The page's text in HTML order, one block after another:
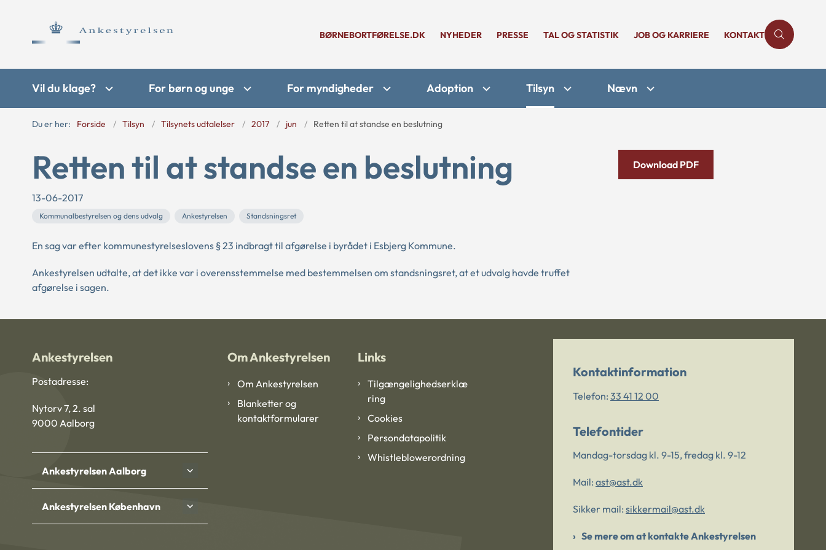
BØRNEBORTFØRELSE.DK NYHEDER PRESSE TAL OG STATISTIK JOB OG KARRIERE KONTAKT
Vil du klage? For børn og unge For myndigheder Adoption Tilsyn Nævn
Du er her: Forside Tilsyn Tilsynets udtalelser 2017 jun Retten til at standse en beslutning
Retten til at standse en beslutning
13-06-2017
Kommunalbestyrelsen og dens udvalg Ankestyrelsen Standsningsret
En sag var efter kommunestyrelseslovens § 23 indbragt til afgørelse i byrådet i Esbjerg Kommune.
Ankestyrelsen udtalte, at det ikke var i overensstemmelse med bestemmelsen om standsningsret, at et udvalg havde truffet
afgørelse i sagen.
Download PDF
Ankestyrelsen
Postadresse:
Nytorv 7, 2. sal
9000 Aalborg
Ankestyrelsen Aalborg
Ankestyrelsen København
Om Ankestyrelsen
Om Ankestyrelsen
Blanketter og
kontaktformularer
Links
Tilgængelighedserklæ
ring
Cookies
Persondatapolitik
Whistleblowerordning
Kontaktinformation
Telefon: 33 41 12 00
Telefontider
Mandag-torsdag kl. 9-15, fredag kl. 9-12
Mail: ast@ast.dk
Sikker mail: sikkermail@ast.dk
Se mere om at kontakte Ankestyrelsen